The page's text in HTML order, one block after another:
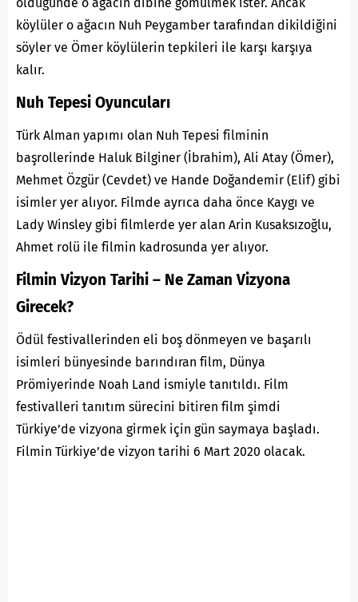
köylüler o ağacın Nuh Peygamber tarafından dikildiğini
söyler ve Ömer köylülerin tepkileri ile karşı karşıya
kalır.
Nuh Tepesi Oyuncuları
Türk Alman yapımı olan Nuh Tepesi filminin
başrollerinde Haluk Bilginer (İbrahim), Ali Atay (Ömer),
Mehmet Özgür (Cevdet) ve Hande Doğandemir (Elif) gibi
isimler yer alıyor. Filmde ayrıca daha önce Kaygı ve
Lady Winsley gibi filmlerde yer alan Arin Kusaksızoğlu,
Ahmet rolü ile filmin kadrosunda yer alıyor.
Filmin Vizyon Tarihi – Ne Zaman Vizyona
Girecek?
Ödül festivallerinden eli boş dönmeyen ve başarılı
isimleri bünyesinde barındıran film, Dünya
Prömiyerinde Noah Land ismiyle tanıtıldı. Film
festivalleri tanıtım sürecini bitiren film şimdi
Türkiye’de vizyona girmek için gün saymaya başladı.
Filmin Türkiye’de vizyon tarihi 6 Mart 2020 olacak.